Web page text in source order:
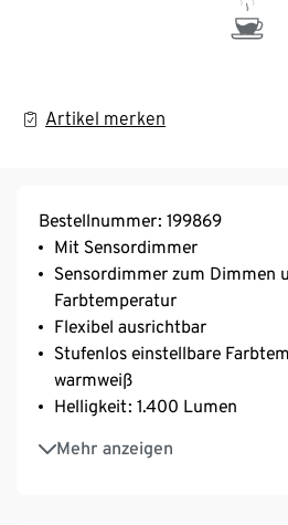
Artikel merken
Bestellnummer: 199869
Mit Sensordimmer
Sensordimmer zum Dimmen
Farbtemperatur
Flexibel ausrichtbar
Stufenlos einstellbare
warmweiß
Helligkeit: 1.400 Lumen
Mehr anzeigen
Fest verbaute LED